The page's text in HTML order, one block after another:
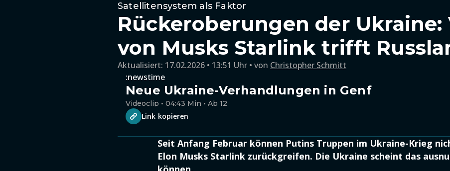
Satellitensystem als Faktor
Rückeroberungen der Ukraine:
von Musks Starlink trifft
Aktualisiert: 17.02.2026 • 13:51 Uhr von Christopher Schmitt
:newstime
Neue Ukraine-Verhandlungen in Genf
Videoclip • 04:43 Min • Ab 12
Link kopieren
Seit Anfang Februar können Putins Truppen im Ukraine-Krieg
Elon Musks Starlink zurückgreifen. Die Ukraine scheint das